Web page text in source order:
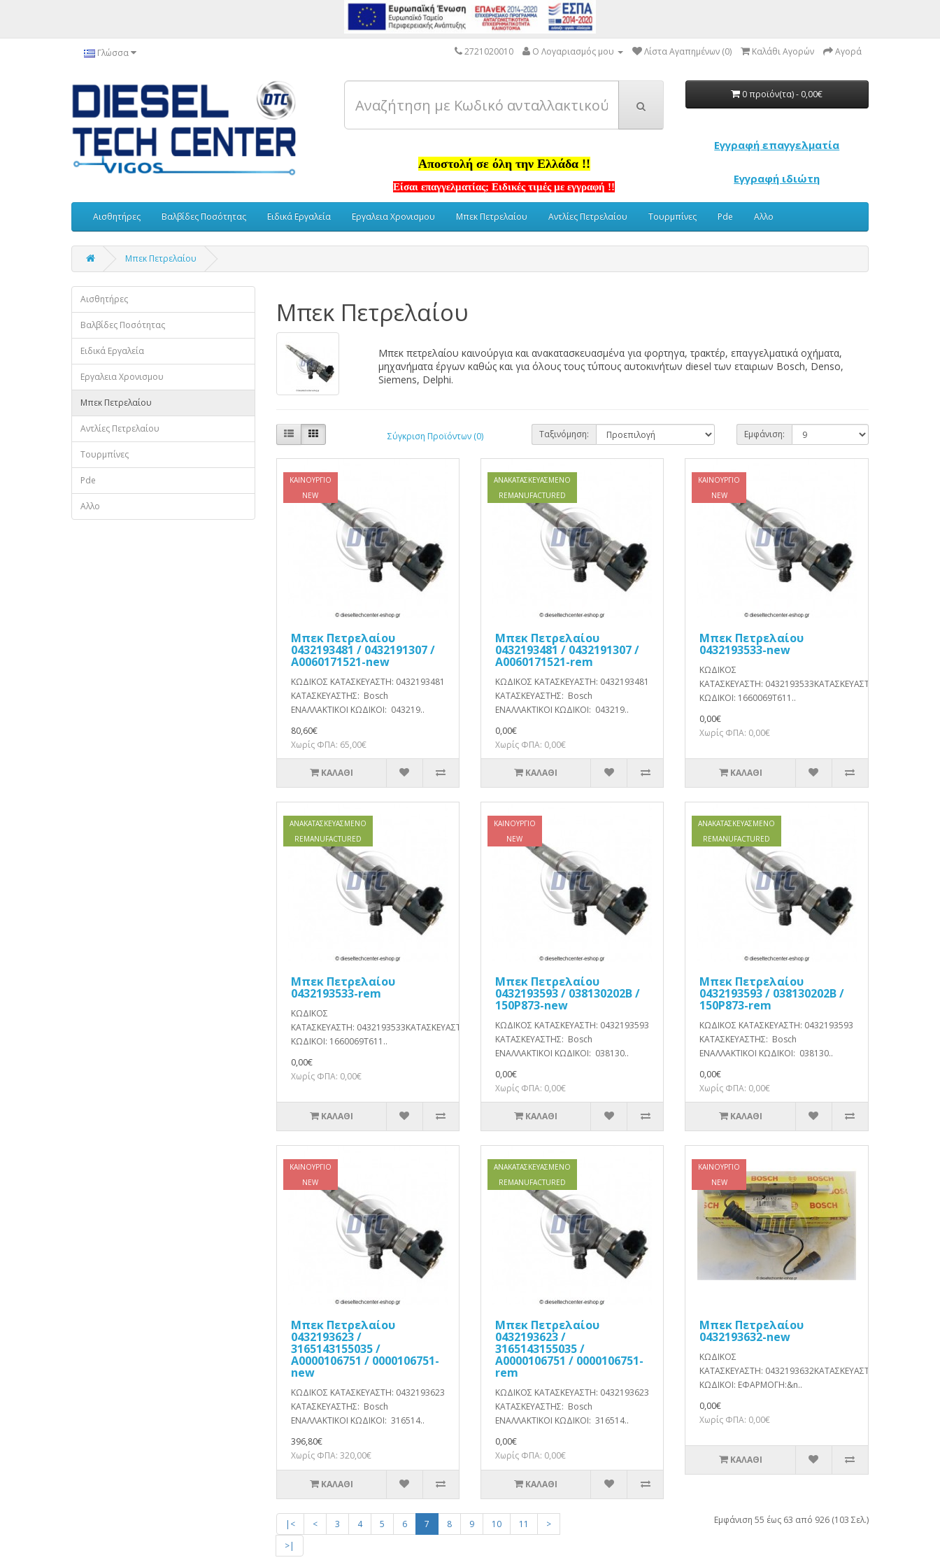
Γλώσσα 2721020010 Ο Λογαριασμός μου Λίστα Αγαπημένων (0) Καλάθι Αγορών Αγορά
Αποστολή σε όλη την Ελλάδα !!
Είσαι επαγγελματίας; Ειδικές τιμές με εγγραφή !!
0 προϊόν(τα) - 0,00€
Εγγραφή επαγγελματία
Εγγραφή ιδιώτη
Αισθητήρες Βαλβίδες Ποσότητας Ειδικά Εργαλεία Εργαλεια Χρονισμου Μπεκ Πετρελαίου Αντλίες Πετρελαίου Τουρμπίνες Pde Αλλο
Μπεκ Πετρελαίου
Αισθητήρες
Βαλβίδες Ποσότητας
Ειδικά Εργαλεία
Εργαλεια Χρονισμου
Μπεκ Πετρελαίου
Αντλίες Πετρελαίου
Τουρμπίνες
Pde
Αλλο
Μπεκ Πετρελαίου
Μπεκ πετρελαίου καινούργια και ανακατασκευασμένα για φορτηγα, τρακτέρ, επαγγελματικά οχήματα,
μηχανήματα έργων καθώς και για όλους τους τύπους αυτοκινήτων diesel των εταιριων Bosch, Denso,
Siemens, Delphi.
Σύγκριση Προϊόντων (0) Ταξινόμηση: Εμφάνιση:
ΚΑΙΝΟΎΡΓΙΟ
NEW
Μπεκ Πετρελαίου
0432193481 / 0432191307 /
A0060171521-new
ΚΩΔΙΚΟΣ ΚΑΤΑΣΚΕΥΑΣΤΗ: 0432193481
ΚΑΤΑΣΚΕΥΑΣΤΗΣ: Bosch
ΕΝΑΛΛΑΚΤΙΚΟΙ ΚΩΔΙΚΟΙ: 043219..
80,60€
Χωρίς ΦΠΑ: 65,00€
ΚΑΛΆΘΙ
ΑΝΑΚΑΤΑΣΚΕΥΑΣΜΈΝΟ
REMANUFACTURED
Μπεκ Πετρελαίου
0432193481 / 0432191307 /
A0060171521-rem
ΚΩΔΙΚΟΣ ΚΑΤΑΣΚΕΥΑΣΤΗ: 0432193481
ΚΑΤΑΣΚΕΥΑΣΤΗΣ: Bosch
ΕΝΑΛΛΑΚΤΙΚΟΙ ΚΩΔΙΚΟΙ: 043219..
0,00€
Χωρίς ΦΠΑ: 0,00€
ΚΑΛΆΘΙ
ΚΑΙΝΟΎΡΓΙΟ
NEW
Μπεκ Πετρελαίου
0432193533-new
ΚΩΔΙΚΟΣ
ΚΑΤΑΣΚΕΥΑΣΤΗ: 0432193533ΚΑΤΑΣΚΕΥΑΣΤΗΣ:
ΚΩΔΙΚΟΙ: 1660069T611..
0,00€
Χωρίς ΦΠΑ: 0,00€
ΚΑΛΆΘΙ
ΑΝΑΚΑΤΑΣΚΕΥΑΣΜΈΝΟ
REMANUFACTURED
Μπεκ Πετρελαίου
0432193533-rem
ΚΩΔΙΚΟΣ
ΚΑΤΑΣΚΕΥΑΣΤΗ: 0432193533ΚΑΤΑΣΚΕΥΑΣΤΗΣ: BoschΕΝΑΛΛΑΚΤΙΚΟΙ
ΚΩΔΙΚΟΙ: 1660069T611..
0,00€
Χωρίς ΦΠΑ: 0,00€
ΚΑΛΆΘΙ
ΚΑΙΝΟΎΡΓΙΟ
NEW
Μπεκ Πετρελαίου
0432193593 / 038130202B /
150P873-new
ΚΩΔΙΚΟΣ ΚΑΤΑΣΚΕΥΑΣΤΗ: 0432193593
ΚΑΤΑΣΚΕΥΑΣΤΗΣ: Bosch
ΕΝΑΛΛΑΚΤΙΚΟΙ ΚΩΔΙΚΟΙ: 038130..
0,00€
Χωρίς ΦΠΑ: 0,00€
ΚΑΛΆΘΙ
ΑΝΑΚΑΤΑΣΚΕΥΑΣΜΈΝΟ
REMANUFACTURED
Μπεκ Πετρελαίου
0432193593 / 038130202B /
150P873-rem
ΚΩΔΙΚΟΣ ΚΑΤΑΣΚΕΥΑΣΤΗ: 0432193593
ΚΑΤΑΣΚΕΥΑΣΤΗΣ: Bosch
ΕΝΑΛΛΑΚΤΙΚΟΙ ΚΩΔΙΚΟΙ: 038130..
0,00€
Χωρίς ΦΠΑ: 0,00€
ΚΑΛΆΘΙ
ΚΑΙΝΟΎΡΓΙΟ
NEW
Μπεκ Πετρελαίου
0432193623 /
3165143155035 /
A0000106751 / 0000106751-
new
ΚΩΔΙΚΟΣ ΚΑΤΑΣΚΕΥΑΣΤΗ: 0432193623
ΚΑΤΑΣΚΕΥΑΣΤΗΣ: Bosch
ΕΝΑΛΛΑΚΤΙΚΟΙ ΚΩΔΙΚΟΙ: 316514..
396,80€
Χωρίς ΦΠΑ: 320,00€
ΚΑΛΆΘΙ
ΑΝΑΚΑΤΑΣΚΕΥΑΣΜΈΝΟ
REMANUFACTURED
Μπεκ Πετρελαίου
0432193623 /
3165143155035 /
A0000106751 / 0000106751-
rem
ΚΩΔΙΚΟΣ ΚΑΤΑΣΚΕΥΑΣΤΗ: 0432193623
ΚΑΤΑΣΚΕΥΑΣΤΗΣ: Bosch
ΕΝΑΛΛΑΚΤΙΚΟΙ ΚΩΔΙΚΟΙ: 316514..
0,00€
Χωρίς ΦΠΑ: 0,00€
ΚΑΛΆΘΙ
ΚΑΙΝΟΎΡΓΙΟ
NEW
Μπεκ Πετρελαίου
0432193632-new
ΚΩΔΙΚΟΣ
ΚΑΤΑΣΚΕΥΑΣΤΗ: 0432193632ΚΑΤΑΣΚΕΥΑΣΤΗΣ:
ΚΩΔΙΚΟΙ: ΕΦΑΡΜΟΓΗ:&n..
0,00€
Χωρίς ΦΠΑ: 0,00€
ΚΑΛΆΘΙ
|< < 3 4 5 6 7 8 9 10 11
>
>|
Εμφάνιση 55 έως 63 από 926 (103 Σελ.)